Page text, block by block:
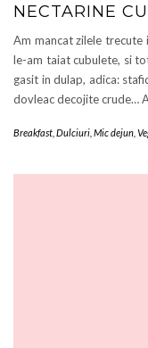
NECTARINE
Am mancat zilele
le-am taiat cubulete, si
gasit in dulap, adica:
dovleac decojite crude…
Breakfast Dulciuri Mic dejun